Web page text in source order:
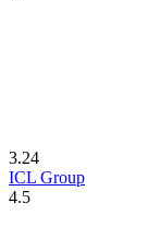
3.24
ICL Group
4.5